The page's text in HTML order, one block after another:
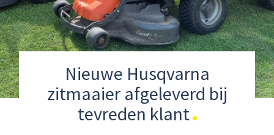
Nieuwe Husqvarna
zitmaaier afgeleverd bij
tevreden klant